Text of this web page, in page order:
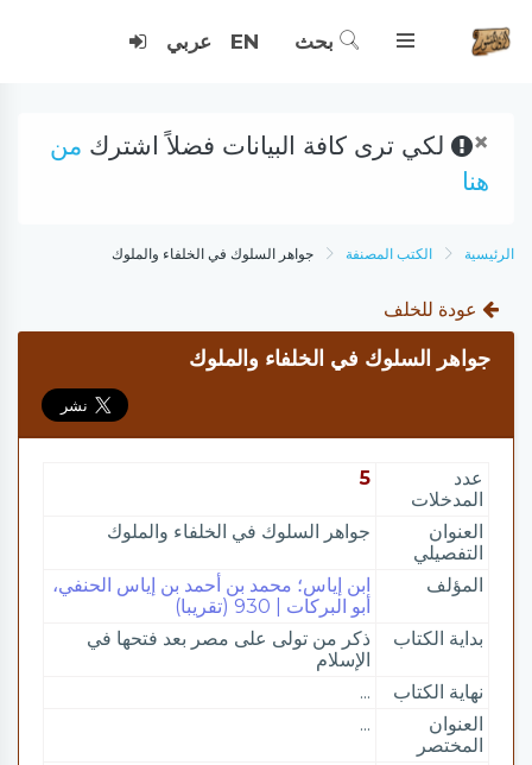
بحث EN عربي
× لكي ترى كافة البيانات فضلاً اشترك من
هنا
الرئيسية الكتب المصنفة جواهر السلوك في الخلفاء والملوك
عودة للخلف
جواهر السلوك في الخلفاء والملوك
عدد
المدخلات
5
العنوان
التفصيلي
جواهر السلوك في الخلفاء والملوك
المؤلف
ابن إياس؛ محمد بن أحمد بن إياس الحنفي،
أبو البركات | 930 (تقريبا)
بداية الكتاب
ذكر من تولى على مصر بعد فتحها في
الإسلام
نهاية الكتاب
...
العنوان
المختصر
...